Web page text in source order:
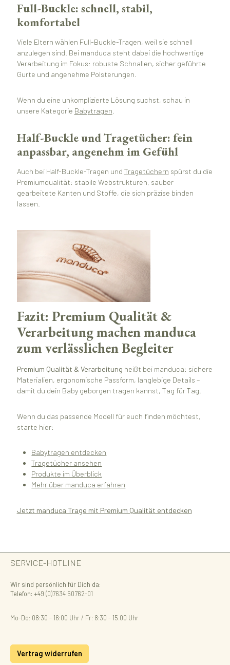
Full-Buckle: schnell, stabil,
komfortabel
Viele Eltern wählen Full-Buckle-Tragen, weil sie schnell
anzulegen sind. Bei manduca steht dabei die hochwertige
Verarbeitung im Fokus: robuste Schnallen, sicher geführte
Gurte und angenehme Polsterungen.
Wenn du eine unkomplizierte Lösung suchst, schau in
unsere Kategorie Babytragen
Half-Buckle und Tragetücher: fein
anpassbar, angenehm im Gefühl
Auch bei Half-Buckle-Tragen und Tragetüchern spürst du die
Premiumqualität: stabile Webstrukturen, sauber
gearbeitete Kanten und Stoffe, die sich präzise binden
lassen.
Fazit: Premium Qualität &
Verarbeitung machen manduca
zum verlässlichen Begleiter
Premium Qualität & Verarbeitung heißt bei manduca: sichere
Materialien, ergonomische Passform, langlebige Details –
damit du dein Baby geborgen tragen kannst, Tag für Tag.
Wenn du das passende Modell für euch finden möchtest,
starte hier:
Babytragen entdecken
Tragetücher ansehen
Produkte im Überblick
Mehr über manduca erfahren
Jetzt manduca Trage mit Premium Qualität entdecken
SERVICE-HOTLINE
Wir sind persönlich für Dich da:
Telefon: +49 (0)7634 50762-01
Mo-Do: 08:30 - 16:00 Uhr / Fr: 8:30 - 15.00 Uhr
Vertrag widerrufen